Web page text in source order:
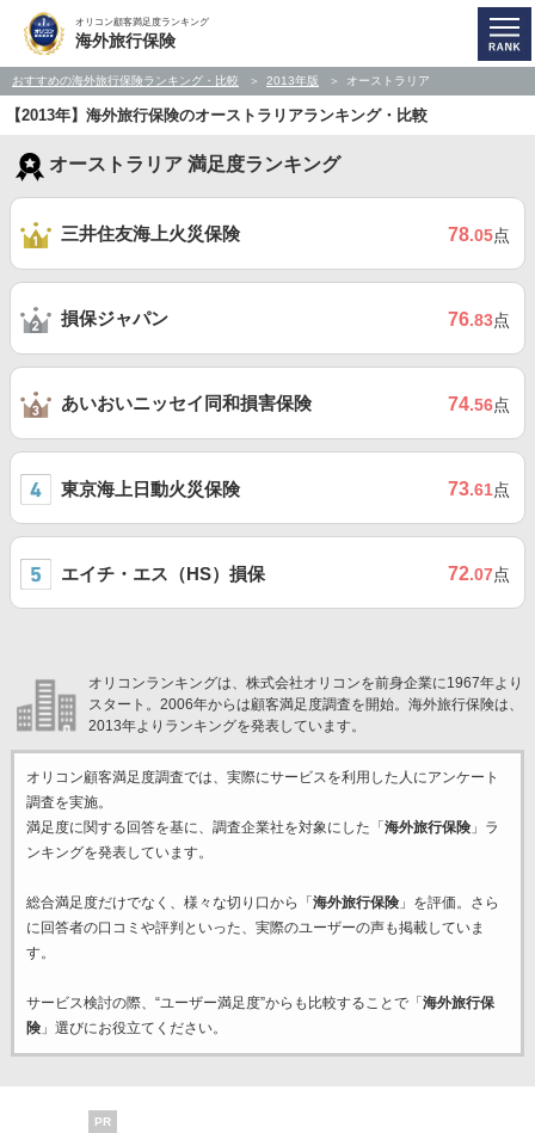
オリコン顧客満足度ランキング
海外旅行保険
おすすめの海外旅行保険ランキング・比較 2013年版 オーストラリア
【2013年】海外旅行保険のオーストラリアランキング・比較
オーストラリア 満足度ランキング
三井住友海上火災保険 78.05点
損保ジャパン 76.83点
あいおいニッセイ同和損害保険 74.56点
東京海上日動火災保険 73.61点
エイチ・エス（HS）損保 72.07点
オリコンランキングは、株式会社オリコンを前身企業に1967年より
スタート。2006年からは顧客満足度調査を開始。海外旅行保険は、
2013年よりランキングを発表しています。
オリコン顧客満足度調査では、実際にサービスを利用した 人にアンケート
調査を実施。
満足度に関する回答を基に、調査企業社を対象にした「 海外旅行保険」ラ
ンキングを発表しています。
総合満足度だけでなく、様々な切り口から「 海外旅行保険」を評価。さら
に回答者の口コミや評判といった、実際のユーザーの声も掲載していま
す。
サービス検討の際、“ユーザー満足度”からも比較することで「 海外旅行保
険」選びにお役立てください。
PR